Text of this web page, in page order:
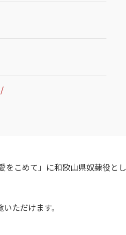
をこめて」に和歌山県奴隷役とし
いただけます。